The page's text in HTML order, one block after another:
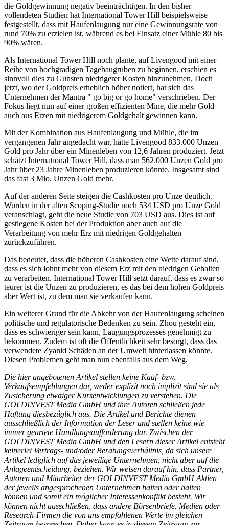
die Goldgewinnung negativ beeinträchtigen. In den bisher
vollendeten Studien hat International Tower Hill beispielsweise
festgestellt, dass mit Haufenlaugung nur eine Gewinnungsrate von
rund 70% zu erzielen ist, während es bei Einsatz einer Mühle 80 bis
90% wären.
Als International Tower Hill noch plante, auf Livengood mit einer
Reihe von hochgradigen Tagebaugruben zu beginnen, erschien es
sinnvoll dies zu Gunsten niedrigerer Kosten hinzunehmen. Doch
jetzt, wo der Goldpreis erheblich höher notiert, hat sich das
Unternehmen der Mantra " go big or go home" verschrieben. Der
Fokus liegt nun auf einer großen effizienten Mine, die mehr Gold
auch aus Erzen mit niedrigerem Goldgehalt gewinnen kann.
Mit der Kombination aus Haufenlaugung und Mühle, die im
vergangenen Jahr angedacht war, hätte Livengood 833.000 Unzen
Gold pro Jahr über ein Minenleben von 12,6 Jahren produziert. Jetzt
schätzt International Tower Hill, dass man 562.000 Unzen Gold pro
Jahr über 23 Jahre Minenleben produzieren könnte. Insgesamt sind
das fast 3 Mio. Unzen Gold mehr.
Auf der anderen Seite steigen die Cashkosten pro Unze deutlich.
Wurden in der alten Scoping-Studie noch 534 USD pro Unze Gold
veranschlagt, geht die neue Studie von 703 USD aus. Dies ist auf
gestiegene Kosten bei der Produktion aber auch auf die
Verarbeitung von mehr Erz mit niedrigen Goldgehalten
zurückzuführen.
Das bedeutet, dass die höheren Cashkosten eine Wette darauf sind,
dass es sich lohnt mehr von diesem Erz mit den niedrigen Gehalten
zu verarbeiten. International Tower Hill setzt darauf, dass es zwar so
teurer ist die Unzen zu produzieren, es das bei dem hohen Goldpreis
aber Wert ist, zu dem man sie verkaufen kann.
Ein weiterer Grund für die Abkehr von der Haufenlaugung scheinen
politische und regulatorische Bedenken zu sein. Zhou gesteht ein,
dass es schwieriger sein kann, Laugungsprozesses genehmigt zu
bekommen. Zudem ist oft die Öffentlichkeit sehr besorgt, dass das
verwendete Zyanid Schäden an der Umwelt hinterlassen könnte.
Diesen Problemen geht man nun ebenfalls aus dem Weg.
Die hier angebotenen Artikel stellen keine Kauf- bzw.
Verkaufsempfehlungen dar, weder explizit noch implizit sind sie als
Zusicherung etwaiger Kursentwicklungen zu verstehen. Die
GOLDINVEST Media GmbH und ihre Autoren schließen jede
Haftung diesbezüglich aus. Die Artikel und Berichte dienen
ausschließlich der Information der Leser und stellen keine wie
immer geartete Handlungsaufforderung dar. Zwischen der
GOLDINVEST Media GmbH und den Lesern dieser Artikel entsteht
keinerlei Vertrags- und/oder Beratungsverhältnis, da sich unsere
Artikel lediglich auf das jeweilige Unternehmen, nicht aber auf die
Anlageentscheidung, beziehen. Wir weisen darauf hin, dass Partner,
Autoren und Mitarbeiter der GOLDINVEST Media GmbH Aktien
der jeweils angesprochenen Unternehmen halten oder halten
können und somit ein möglicher Interessenkonflikt besteht. Wir
können nicht ausschließen, dass andere Börsenbriefe, Medien oder
Research-Firmen die von uns empfohlenen Werte im gleichen